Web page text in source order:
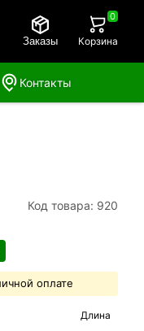
Заказы Корзина
0
Контакты
Код товара: 920
оплате
Длина